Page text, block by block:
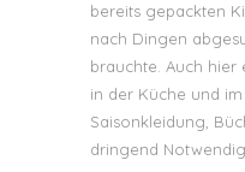
bereits gepackten
nach Dingen
brauchte. Auch hier
in der Küche und
Saisonkleidung,
dringend